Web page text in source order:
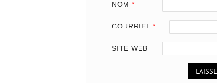
NOM *
COURRIEL *
SITE WEB